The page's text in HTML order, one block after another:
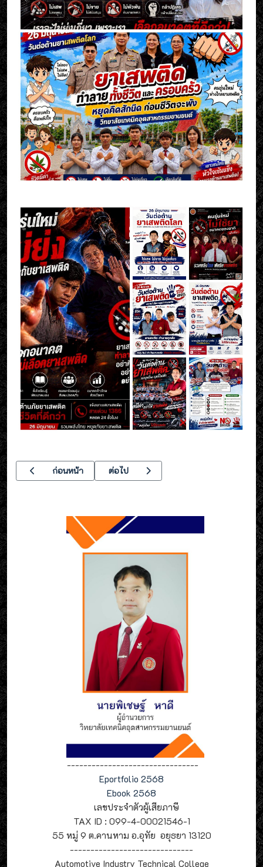
เนื้อหาก่อนหน้า: วิทยาลัยเทคนิคอุตสาหกรรมยานยนต์ จัดประกวด
ก่อนหน้า เนื้อหาถัดไป: โครงการตรวจสุขภาพ ประจ
ต่อไป
--------------------------------
Eportfolio 2568
Ebook 2568
เลขประจำตัวผู้เสียภาษี
TAX ID : 099-4-00021546-1
55 หมู่ 9 ต.คานหาม อ.อุทัย อยุธยา 13120
------------------------------
Automotive Industry Technical College